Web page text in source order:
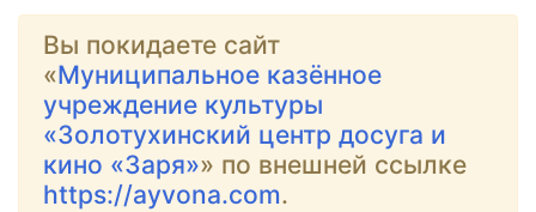
Вы покидаете сайт
«Муниципальное казённое
учреждение культуры
«Золотухинский центр досуга и
кино «Заря»» по внешней ссылке
https://ayvona.com.